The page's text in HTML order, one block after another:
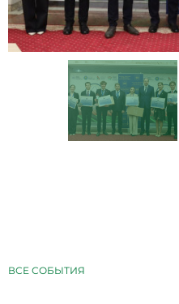
ВСЕ СОБЫТИЯ